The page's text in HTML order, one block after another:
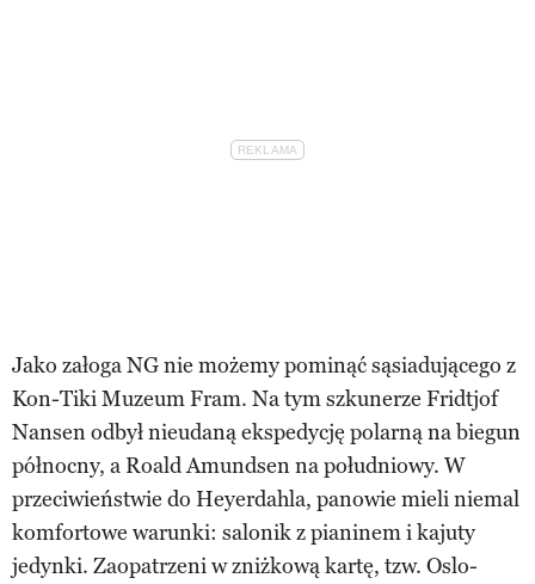
Jako załoga NG nie możemy pominąć sąsiadującego z
Kon-Tiki Muzeum Fram. Na tym szkunerze Fridtjof
Nansen odbył nieudaną ekspedycję polarną na biegun
północny, a Roald Amundsen na południowy. W
przeciwieństwie do Heyerdahla, panowie mieli niemal
komfortowe warunki: salonik z pianinem i kajuty
jedynki. Zaopatrzeni w zniżkową kartę, tzw. Oslo-